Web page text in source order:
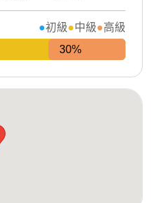
初級 中級
高級
30%